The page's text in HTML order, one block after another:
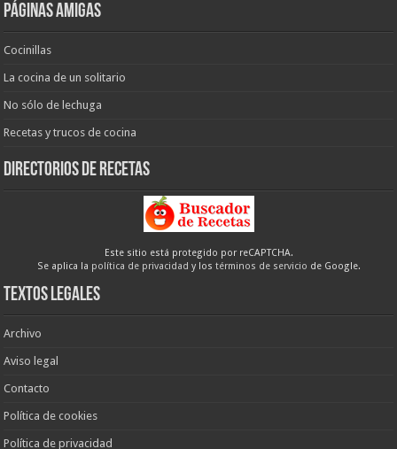
Páginas amigas
Cocinillas
La cocina de un solitario
No sólo de lechuga
Recetas y trucos de cocina
Directorios de recetas
Este sitio está protegido por reCAPTCHA.
Se aplica la política de privacidad y los términos de servicio de Google.
Textos legales
Archivo
Aviso legal
Contacto
Política de cookies
Política de privacidad